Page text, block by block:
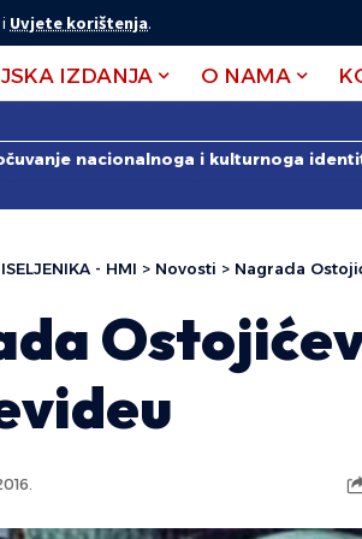
i Uvjete korištenja.
IZDANJA O NAMA
nacionalnoga i kulturnoga
- HMI > Novosti > Nagrada